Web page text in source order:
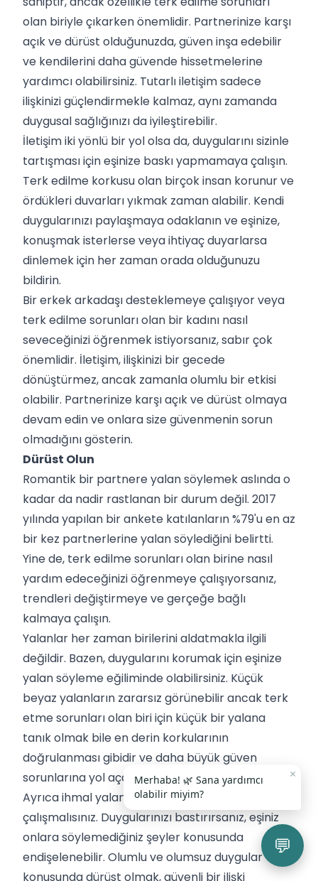
olan biriyle çıkarken önemlidir. Partnerinize karşı
açık ve dürüst olduğunuzda, güven inşa edebilir
ve kendilerini daha güvende hissetmelerine
yardımcı olabilirsiniz. Tutarlı iletişim sadece
ilişkinizi güçlendirmekle kalmaz, aynı zamanda
duygusal sağlığınızı da iyileştirebilir.
İletişim iki yönlü bir yol olsa da, duygularını sizinle
tartışması için eşinize baskı yapmamaya çalışın.
Terk edilme korkusu olan birçok insan korunur ve
ördükleri duvarları yıkmak zaman alabilir. Kendi
duygularınızı paylaşmaya odaklanın ve eşinize,
konuşmak isterlerse veya ihtiyaç duyarlarsa
dinlemek için her zaman orada olduğunuzu
bildirin.
Bir erkek arkadaşı desteklemeye çalışıyor veya
terk edilme sorunları olan bir kadını nasıl
seveceğinizi öğrenmek istiyorsanız, sabır çok
önemlidir. İletişim, ilişkinizi bir gecede
dönüştürmez, ancak zamanla olumlu bir etkisi
olabilir. Partnerinize karşı açık ve dürüst olmaya
devam edin ve onlara size güvenmenin sorun
olmadığını gösterin.
Dürüst Olun
Romantik bir partnere yalan söylemek aslında o
kadar da nadir rastlanan bir durum değil. 2017
yılında yapılan bir ankete katılanların %79'u en az
bir kez partnerlerine yalan söylediğini belirtti.
Yine de, terk edilme sorunları olan birine nasıl
yardım edeceğinizi öğrenmeye çalışıyorsanız,
trendleri değiştirmeye ve gerçeğe bağlı
kalmaya çalışın.
Yalanlar her zaman birilerini aldatmakla ilgili
değildir. Bazen, duygularını korumak için eşinize
yalan söyleme eğiliminde olabilirsiniz. Küçük
beyaz yalanların zararsız görünebilir ancak terk
etme sorunları olan biri için küçük bir yalana
tanık olmak bile en derin korkularının
doğrulanması gibidir ve daha büyük güven
sorunlarına yol açabilir.
Ayrıca ihmal yalanlarından kaçınmaya
çalışmalısınız. Duygularınızı bastırırsanız, eşiniz
onlara söylemediğiniz şeyler konusunda
endişelenebilir. Olumlu ve olumsuz duygular
konusunda dürüst olmak, güvenli bir ilişki
💬
×
Merhaba! 🌿 Sana yardımcı
olabilir miyim?